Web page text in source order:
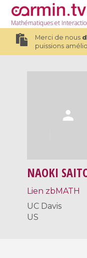
Mathématiqueset
Merci de nous
puissions
NAOKI
Lien zbMATH
UC Davis
US